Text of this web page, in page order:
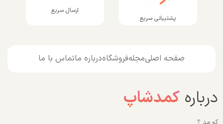
پشتیبانی سریع
ارسال سریع
صفحه اصلیمجلهفروشگاهدرباره ماتماس با ما
درباره کمدشاپ